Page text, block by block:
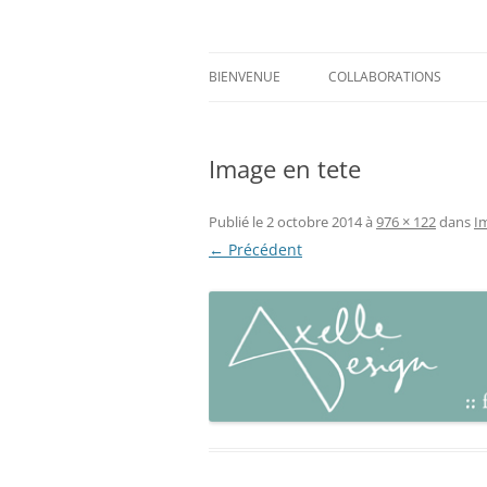
BIENVENUE COLLABORATIONS
Image en tete
Publié le2 octobre 2014à 976 × 122dans
← Précédent